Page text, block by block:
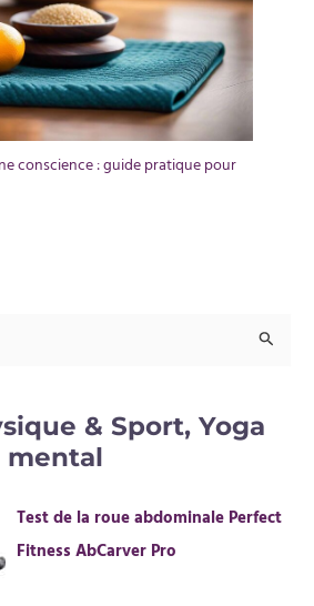
conscience : guide pratique pour
& Sport, Yoga
Test de la roue abdominale Perfect
Fitness AbCarver Pro